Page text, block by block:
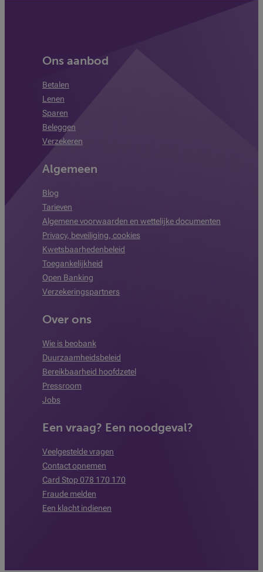
Ons aanbod
Betalen
Lenen
Sparen
Beleggen
Verzekeren
Algemeen
Blog
Tarieven
Algemene voorwaarden en wettelijke documenten
Privacy, beveiliging, cookies
Kwetsbaarhedenbeleid
Toegankelijkheid
Open Banking
Verzekeringspartners
Over ons
Wie is beobank
Duurzaamheidsbeleid
Bereikbaarheid hoofdzetel
Pressroom
Jobs
Een vraag? Een noodgeval?
Veelgestelde vragen
Contact opnemen
Card Stop 078 170 170
Fraude melden
Een klacht indienen